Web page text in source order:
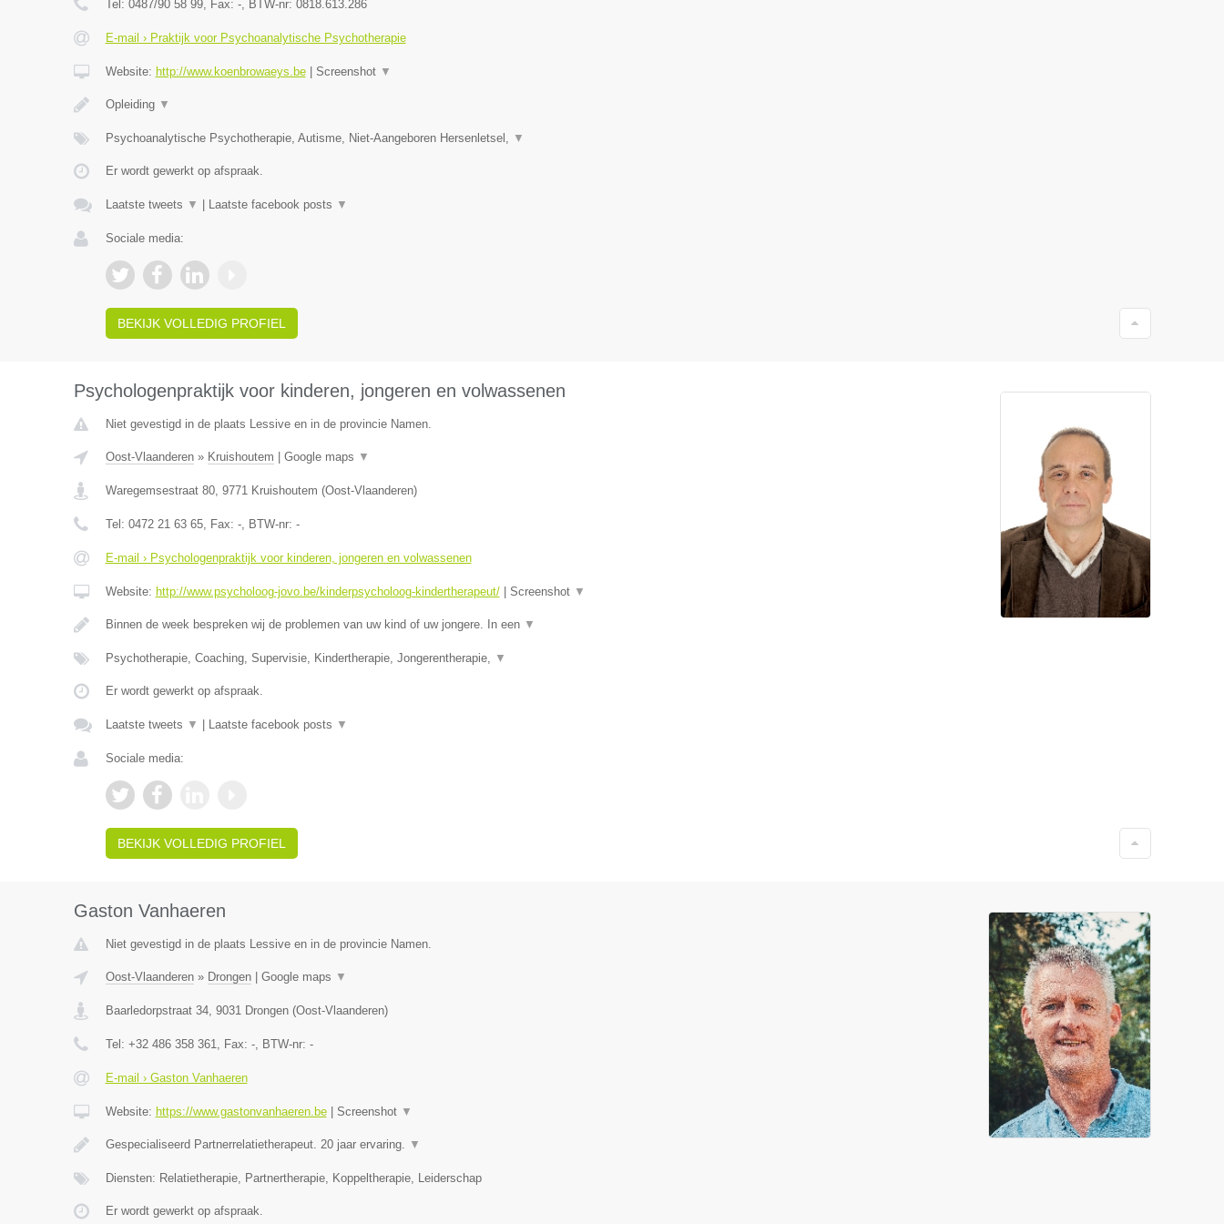
Tel: 0487/90 58 99, Fax: -, BTW-nr: 0818.613.286
E-mail › Praktijk voor Psychoanalytische Psychotherapie
Website: http://www.koenbrowaeys.be| Screenshot ▼
Opleiding ▼
Psychoanalytische Psychotherapie, Autisme, Niet-Aangeboren Hersenletsel, ▼
Er wordt gewerkt op afspraak.
Laatste tweets ▼ Laatste facebook posts ▼
Sociale media:
BEKIJK VOLLEDIG PROFIEL
Psychologenpraktijk voor kinderen, jongeren en volwassenen
Niet gevestigd in de plaats Lessive en in de provincie Namen.
Oost-Vlaanderen» Kruishoutem Google maps ▼
Waregemsestraat 80, 9771 Kruishoutem (Oost-Vlaanderen)
Tel: 0472 21 63 65, Fax: -, BTW-nr: -
E-mail › Psychologenpraktijk voor kinderen, jongeren en volwassenen
Website: http://www.psycholoog-jovo.be/kinderpsycholoog-kindertherapeut/| Screenshot ▼
Binnen de week bespreken wij de problemen van uw kind of uw jongere. In een ▼
Psychotherapie, Coaching, Supervisie, Kindertherapie, Jongerentherapie, ▼
Er wordt gewerkt op afspraak.
Laatste tweets ▼ Laatste facebook posts ▼
Sociale media:
BEKIJK VOLLEDIG PROFIEL
Gaston Vanhaeren
Niet gevestigd in de plaats Lessive en in de provincie Namen.
Oost-Vlaanderen» Drongen| Google maps ▼
Baarledorpstraat 34, 9031 Drongen(Oost-Vlaanderen)
Tel: +32 486 358 361, Fax: -, BTW-nr: -
E-mail › Gaston Vanhaeren
Website: https://www.gastonvanhaeren.be| Screenshot ▼
Gespecialiseerd Partnerrelatietherapeut. 20 jaar ervaring. ▼
Diensten: Relatietherapie, Partnertherapie, Koppeltherapie, Leiderschap
Er wordt gewerkt op afspraak.